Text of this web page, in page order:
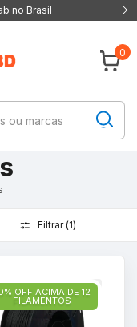
no Brasil
0
Filtrar (1)
OFF ACIMA DE 12
FILAMENTOS